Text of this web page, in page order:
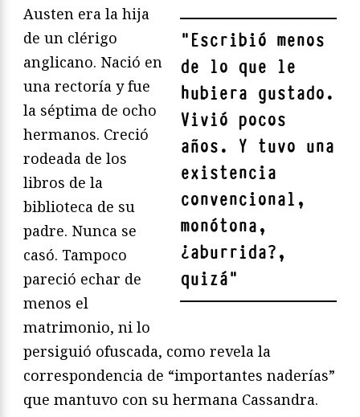
"Escribió menos
de lo que le
hubiera gustado.
Vivió pocos
años. Y tuvo una
existencia
convencional,
monótona,
¿aburrida?,
quizá"
Austen era la hija
de un clérigo
anglicano. Nació en
una rectoría y fue
la séptima de ocho
hermanos. Creció
rodeada de los
libros de la
biblioteca de su
padre. Nunca se
casó. Tampoco
pareció echar de
menos el
matrimonio, ni lo
persiguió ofuscada, como revela la
correspondencia de “importantes naderías”
que mantuvo con su hermana Cassandra.